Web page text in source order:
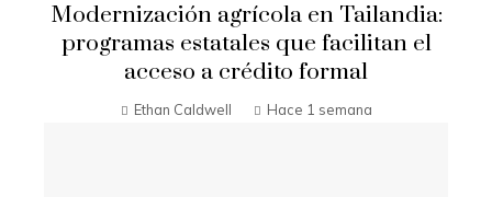
Modernización agrícola en Tailandia:
programas estatales que facilitan el
acceso a crédito formal
Ethan Caldwell Hace 1 semana